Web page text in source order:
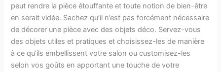
peut rendre la pièce étouffante et toute notion de bien-être
en serait vidée. Sachez qu’il n’est pas forcément nécessaire
de décorer une pièce avec des objets déco. Servez-vous
des objets utiles et pratiques et choisissez-les de manière
à ce qu’ils embellissent votre salon ou customisez-les
selon vos goûts en apportant une touche de votre